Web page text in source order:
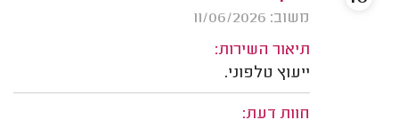
משוב: 11/06/2026
תיאור השירות:
ייעוץ טלפוני.
חוות דעת: